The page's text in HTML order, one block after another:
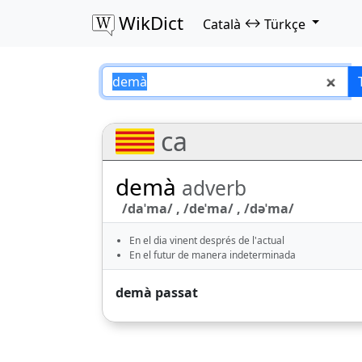
WikDict Català ↔ Türkçe
demà –
ca
demà adverb
/daˈma/ , /deˈma/ , /dəˈma/
En el dia vinent després de l'actual
En el futur de manera indeterminada
demà passat